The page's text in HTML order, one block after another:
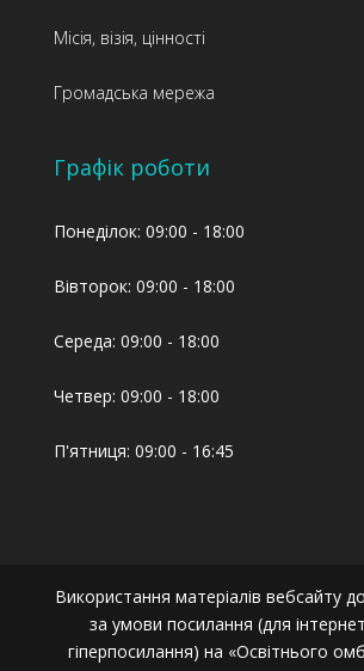
Місія, візія, цінності
Громадська мережа
Графік роботи
Понеділок: 09:00 - 18:00
Вівторок: 09:00 - 18:00
Середа: 09:00 - 18:00
Четвер: 09:00 - 18:00
П'ятниця: 09:00 - 16:45
Використання матеріалів вебсайту
за умови посилання (для
гіперпосилання) на «Освітнього